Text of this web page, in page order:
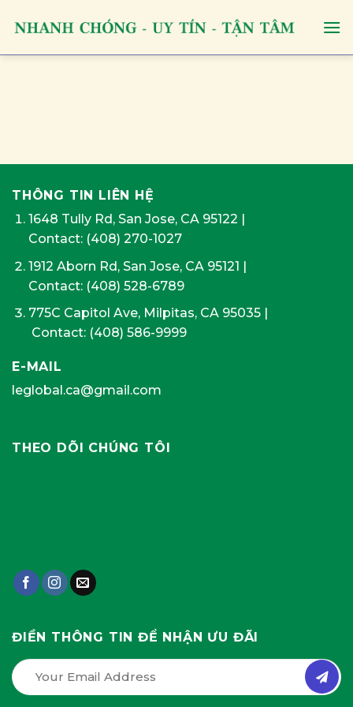
THÔNG TIN LIÊN HỆ
1648 Tully Rd, San Jose, CA 95122 |
Contact: (408) 270-1027
1912 Aborn Rd, San Jose, CA 95121 |
Contact: (408) 528-6789
775C Capitol Ave, Milpitas, CA 95035|
Contact: (408) 586-9999
E-MAIL
leglobal.ca@gmail.com
THEO DÕI CHÚNG TÔI
ĐIỀN THÔNG TIN ĐỂ NHẬN ƯU ĐÃI